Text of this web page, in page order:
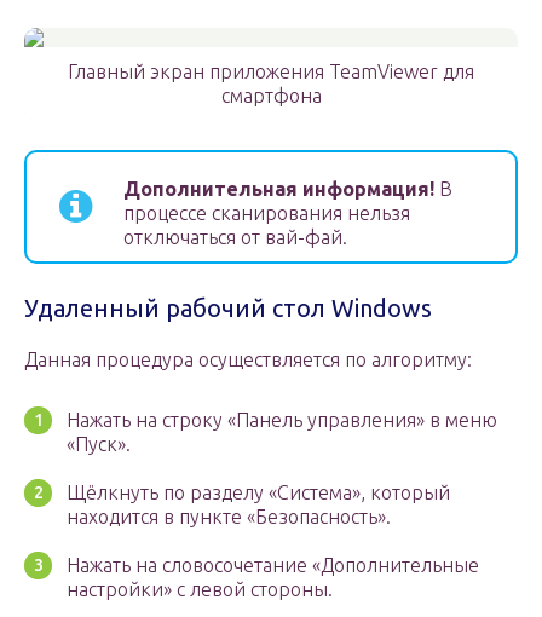
Главный экран приложения TeamViewer для
смартфона
Дополнительная информация! В
процессе сканирования нельзя
отключаться от вай-фай.
Удаленный рабочий стол Windows
Данная процедура осуществляется по алгоритму:
Нажать на строку «Панель управления» в меню
«Пуск».
Щёлкнуть по разделу «Система», который
находится в пункте «Безопасность».
Нажать на словосочетание «Дополнительные
настройки» с левой стороны.